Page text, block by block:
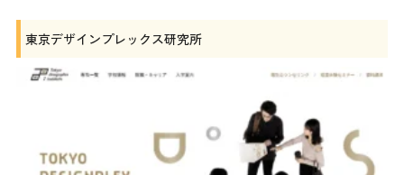
東京デザインプレックス研究所